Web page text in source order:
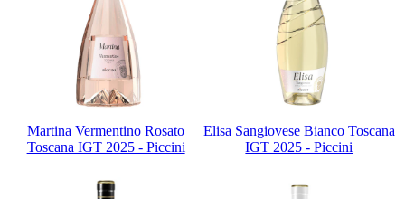
Martina Vermentino Rosato
Toscana IGT 2025 - Piccini
Elisa Sangiovese Bianco Toscana
IGT 2025 - Piccini